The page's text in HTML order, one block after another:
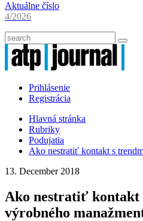
Aktuálne číslo
4/2026
Prihlásenie
Registrácia
Hlavná stránka
Rubriky
Podujatia
Ako nestratiť kontakt s
13. December 2018
Ako nestratiť kontakt
výrobného